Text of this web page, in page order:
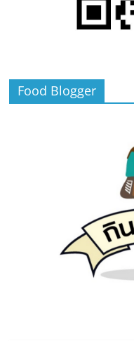
Food Blogger